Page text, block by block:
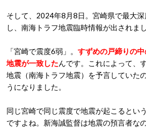
そして、2024年8月8日。宮崎県で最大
し、南海トラフ地震臨時情報が出されまし
「宮崎で震度6弱」。 すずめの戸締りの
地震が一致したんです。これによって、
地震（南海トラフ地震）を予言していた
うになりました。
同じ宮崎で同じ震度で地震が起こるとい
ですよね。新海誠監督は地震の預言者な